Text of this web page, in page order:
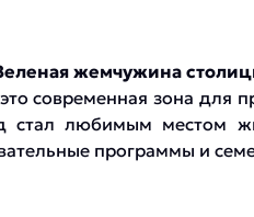
жемчужина
современная зона для
стал любимым местом
программы и